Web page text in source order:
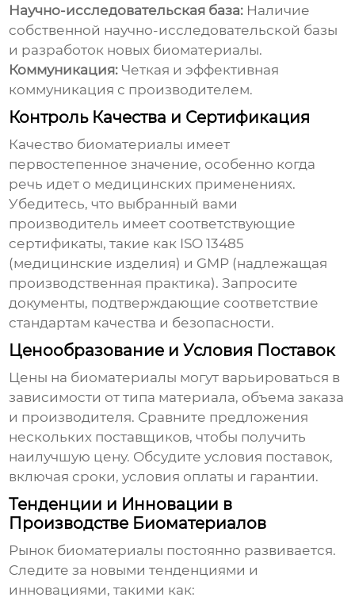
Научно-исследовательская база: Наличие
собственной научно-исследовательской базы
и разработок новых биоматериалы.
Коммуникация: Четкая и эффективная
коммуникация с производителем.
Контроль Качества и Сертификация
Качество биоматериалы имеет
первостепенное значение, особенно когда
речь идет о медицинских применениях.
Убедитесь, что выбранный вами
производитель имеет соответствующие
сертификаты, такие как ISO 13485
(медицинские изделия) и GMP (надлежащая
производственная практика). Запросите
документы, подтверждающие соответствие
стандартам качества и безопасности.
Ценообразование и Условия Поставок
Цены на биоматериалы могут варьироваться в
зависимости от типа материала, объема заказа
и производителя. Сравните предложения
нескольких поставщиков, чтобы получить
наилучшую цену. Обсудите условия поставок,
включая сроки, условия оплаты и гарантии.
Тенденции и Инновации в
Производстве Биоматериалов
Рынок биоматериалы постоянно развивается.
Следите за новыми тенденциями и
инновациями, такими как: